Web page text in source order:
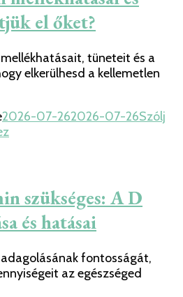
el őket?
tüneteit és a
elkerülhesd a kellemetlen
2026-07-262026-07-26Szólj
szükséges: A D
és hatásai
fontosságát,
az egészséged